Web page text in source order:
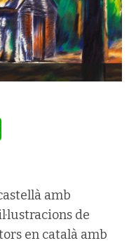
amb
de
en català amb